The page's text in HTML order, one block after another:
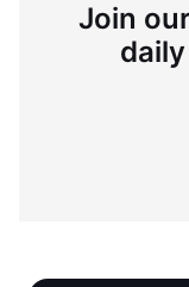
Join